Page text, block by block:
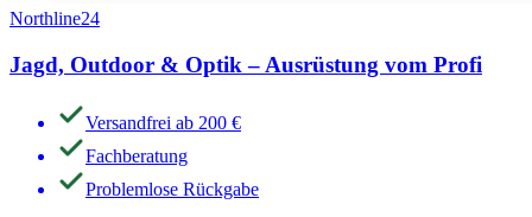
Northline24
Jagd, Outdoor & Optik – Ausrüstung vom Profi
Versandfrei ab 200 €
Fachberatung
Problemlose Rückgabe